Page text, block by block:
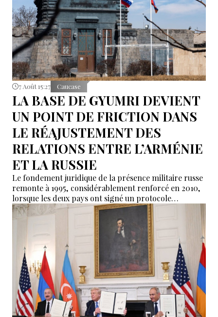
7 Août 15:27 Caucase
LA BASE DE GYUMRI DEVIENT
UN POINT DE FRICTION DANS
LE RÉAJUSTEMENT DES
RELATIONS ENTRE L’ARMÉNIE
ET LA RUSSIE
Le fondement juridique de la présence militaire russe
remonte à 1995, considérablement renforcé en 2010,
lorsque les deux pays ont signé un protocole
additionnel prolongeant sa validité jusqu’en 2044.